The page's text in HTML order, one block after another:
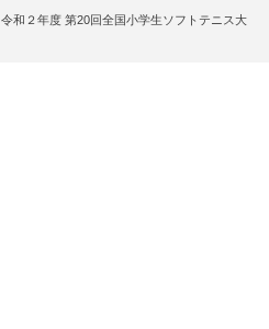
令和２年度 第20回全国小学生ソフトテニス大